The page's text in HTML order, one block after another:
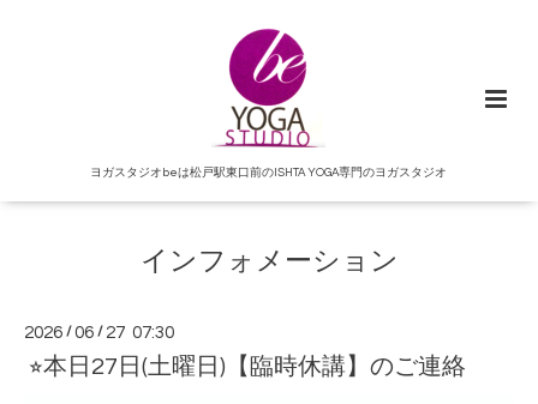
ヨガスタジオbeは松戸駅東口前のISHTA YOGA専門のヨガスタジオ
インフォメーション
2026 /06 / 27 07:30
⭐︎本日27日(土曜日)【臨時休講】のご連絡